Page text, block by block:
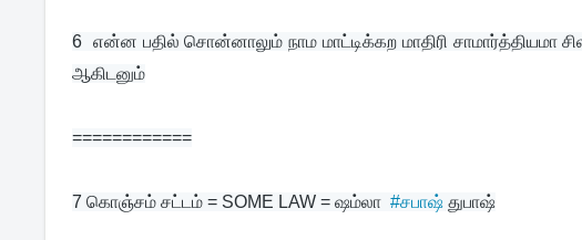
6 என்ன பதில் சொன்னாலும் நாம மாட்டிக்கற மாதிரி சாமார்த்தியமா
ஆகிடனும்
============
7 கொஞ்சம் சட்டம் = SOME LAW = ஷம்லா #சபாஷ் துபாஷ்